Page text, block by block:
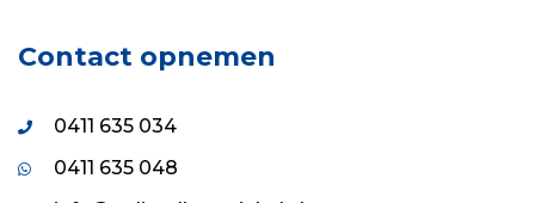
Contact opnemen
0411 635 034
0411 635 048